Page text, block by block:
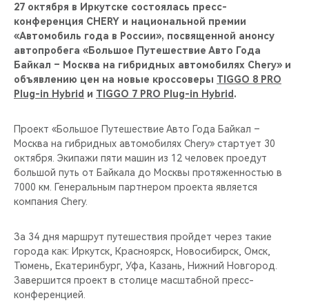
ВИДЕООБЗОРЫ
CHERY ДЛЯ ДЕТЕЙ
27 октября в Иркутске состоялась пресс-
конференция CHERY и национальной премии
«Автомобиль года в России», посвященной анонсу
автопробега «Большое Путешествие Авто Года
Байкал – Москва на гибридных автомобилях Chery» и
объявлению цен на новые кроссоверы TIGGO 8 PRO
Plug-in Hybrid и TIGGO 7 PRO Plug-in Hybrid .
Проект «Большое Путешествие Авто Года Байкал –
Москва на гибридных автомобилях Chery» стартует 30
октября. Экипажи пяти машин из 12 человек проедут
большой путь от Байкала до Москвы протяженностью в
7000 км. Генеральным партнером проекта является
компания Chery.
За 34 дня маршрут путешествия пройдет через такие
города как: Иркутск, Красноярск, Новосибирск, Омск,
Тюмень, Екатеринбург, Уфа, Казань, Нижний Новгород.
Завершится проект в столице масштабной пресс-
конференцией.